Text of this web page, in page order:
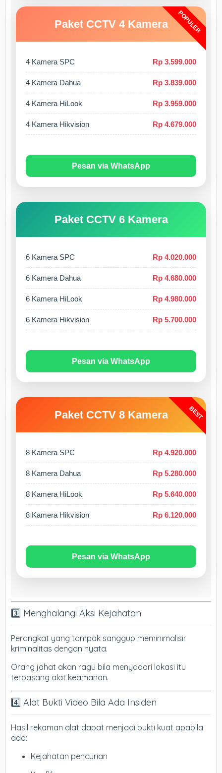
POPULER
Paket CCTV 4 Kamera
4 Kamera SPC Rp 3.599.000
4 Kamera Dahua Rp 3.839.000
4 Kamera HiLook Rp 3.959.000
4 Kamera Hikvision Rp 4.679.000
Pesan via WhatsApp
Paket CCTV 6 Kamera
6 Kamera SPC Rp 4.020.000
6 Kamera Dahua Rp 4.680.000
6 Kamera HiLook Rp 4.980.000
6 Kamera Hikvision Rp 5.700.000
Pesan via WhatsApp
BEST
Paket CCTV 8 Kamera
8 Kamera SPC Rp 4.920.000
8 Kamera Dahua Rp 5.280.000
8 Kamera HiLook Rp 5.640.000
8 Kamera Hikvision Rp 6.120.000
Pesan via WhatsApp
3️⃣ Menghalangi Aksi Kejahatan
Perangkat yang tampak sanggup meminimalisir
kriminalitas dengan nyata.
Orang jahat akan ragu bila menyadari lokasi itu
terpasang alat keamanan.
4️⃣ Alat Bukti Video Bila Ada Insiden
Hasil rekaman alat dapat menjadi bukti kuat apabila
ada:
Kejahatan pencurian